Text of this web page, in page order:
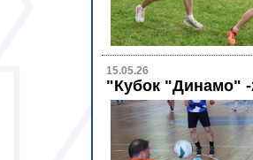
15.05.26
"Кубок "Динамо"